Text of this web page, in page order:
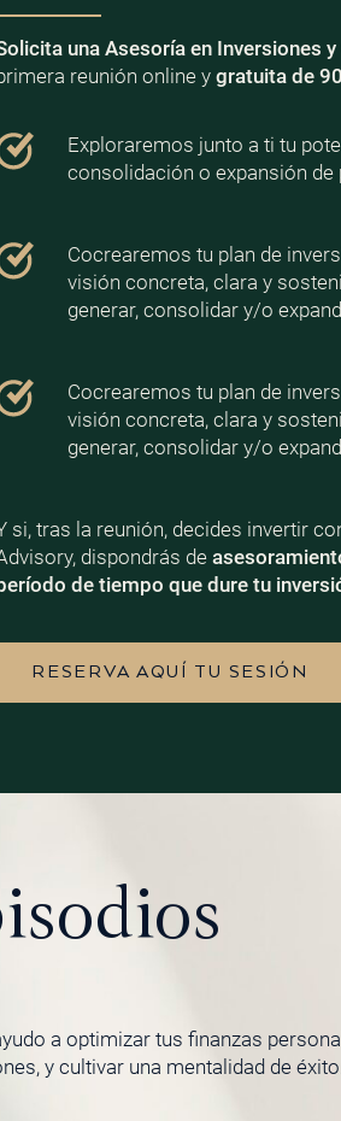
una Asesoría en Inversiones
reunión online ygratuita de
Exploraremos junto a ti tu
consolidación o expansión de
Cocrearemos tu plan de
visión concreta, clara y
generar, consolidar y/o
Cocrearemos tu plan de
visión concreta, clara y
generar, consolidar y/o
si, tras la reunión, decides invertir
dispondrás de
de tiempo que dure tu
RESERVA AQUÍ TU SESIÓN
a optimizar tus finanzas
y cultivar una mentalidad de